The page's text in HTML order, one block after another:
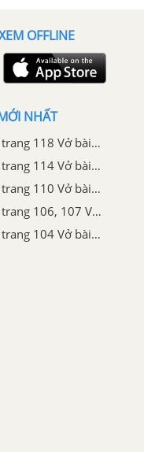
OFFLINE
NHẤT
Phần câu hỏi bài 9 trang 118 Vở bài tập toán 6 tập 2
Phần câu hỏi bài 8 trang 114 Vở bài tập toán 6 tập 2
Phần câu hỏi bài 6 trang 110 Vở bài tập toán 6 tập 2
Phần câu hỏi bài 5 trang 106, 107 Vở bài tập toán 6 tập 2
Phần câu hỏi bài 4 trang 104 Vở bài tập toán 6 tập 2